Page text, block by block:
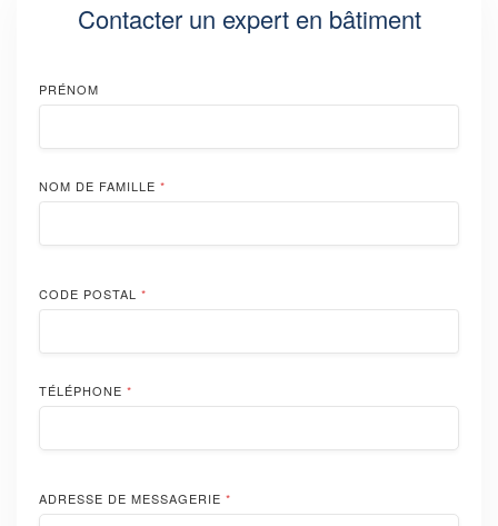
Contacter un expert en bâtiment
PRÉNOM
NOM DE FAMILLE *
CODE POSTAL *
TÉLÉPHONE *
ADRESSE DE MESSAGERIE *